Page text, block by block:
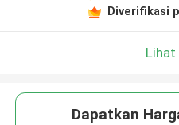
Diverifikasi
Lihat
Dapatkan